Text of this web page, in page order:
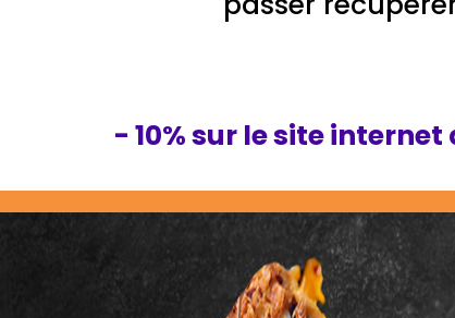
- 10% sur le site